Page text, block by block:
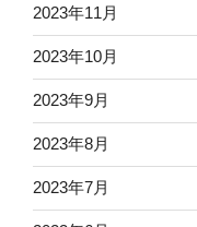
2023年11月
2023年10月
2023年9月
2023年8月
2023年7月